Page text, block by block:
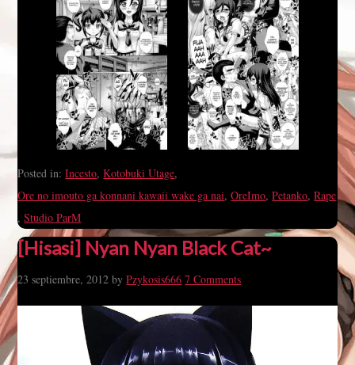
Posted in:Incesto,Kotobuki Utage,
Ore no imouto ga konnani kawaii wake ga nai,OreImo,Petanko,Rape
,Studio ParM
[Hisasi] Nyan Nyan Black Cat~
23 septiembre, 2012 byPzykosis666 7 Comments